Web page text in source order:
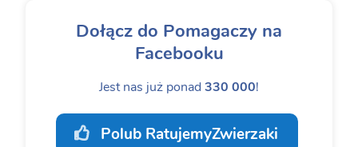
Dołącz do Pomagaczy na
Facebooku
Jest nas już ponad 330 000!
Polub RatujemyZwierzaki